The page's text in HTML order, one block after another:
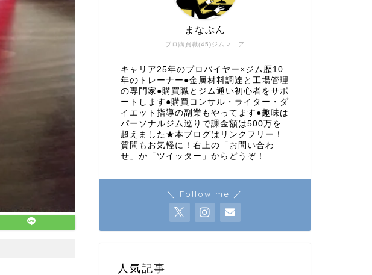
プロ購買職(45)ジムマニア
まなぶん
キャリア25年のプロバイヤー×ジム歴10
年のトレーナー●金属材料調達と工場管理
の専門家●購買職とジム通い初心者をサポ
ートします●購買コンサル・ライター・ダ
イエット指導の副業もやってます●趣味は
パーソナルジム巡りで課金額は500万を
超えました★本ブログはリンクフリー！
質問もお気軽に！右上の「お問い合わ
せ」か「ツイッター」からどうぞ！
＼ Follow me ／
人気記事